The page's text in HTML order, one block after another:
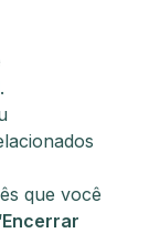
que você